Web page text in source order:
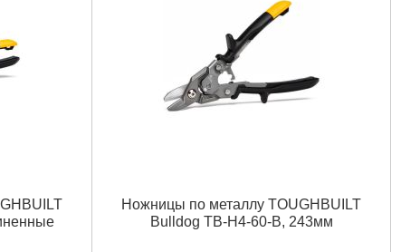
Ножницы по металлу TOUGHBUILT
Bulldog TB-H4-60-B, 243мм